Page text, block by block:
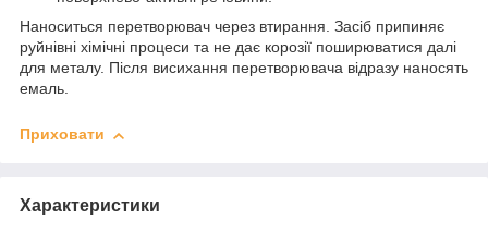
Наноситься перетворювач через втирання. Засіб припиняє
руйнівні хімічні процеси та не дає корозії поширюватися далі
для металу. Після висихання перетворювача відразу наносять
емаль.
Приховати
Характеристики